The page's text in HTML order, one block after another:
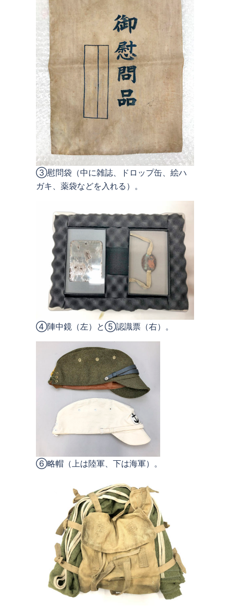
③慰問袋（中に雑誌、ドロップ缶、絵ハ
ガキ、薬袋などを入れる）。
④陣中鏡（左）と⑤認識票（右）。
⑥略帽（上は陸軍、下は海軍）。